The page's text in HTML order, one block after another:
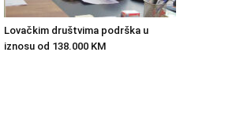
Lovačkim društvima podrška u
iznosu od 138.000 KM